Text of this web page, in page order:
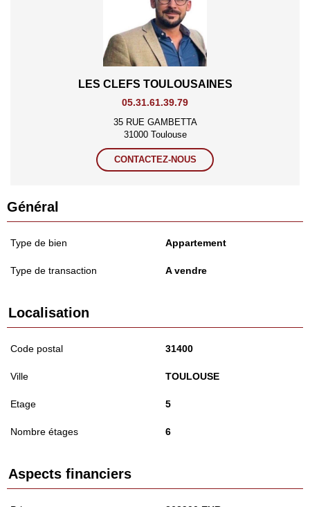
LES CLEFS TOULOUSAINES
05.31.61.39.79
35 RUE GAMBETTA
31000 Toulouse
CONTACTEZ-NOUS
Général
Type de bien Appartement
Type de transaction A vendre
Localisation
Code postal 31400
Ville TOULOUSE
Etage 5
Nombre étages 6
Aspects financiers